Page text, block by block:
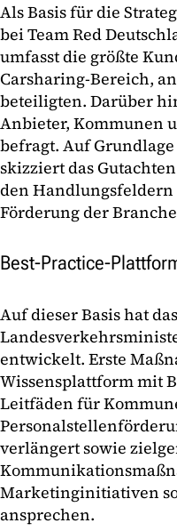
Als Basis für die
bei Team Red
umfasst die größte
Carsharing-Bereich,
beteiligten. Darüber
Anbieter, Kommunen
befragt. Auf
skizziert das
den
Förderung der
Best-Practice-
Auf dieser Basis hat das
entwickelt. Erste
Wissensplattform mit
Leitfäden für
verlängert sowie
Marketinginitiativen
ansprechen.